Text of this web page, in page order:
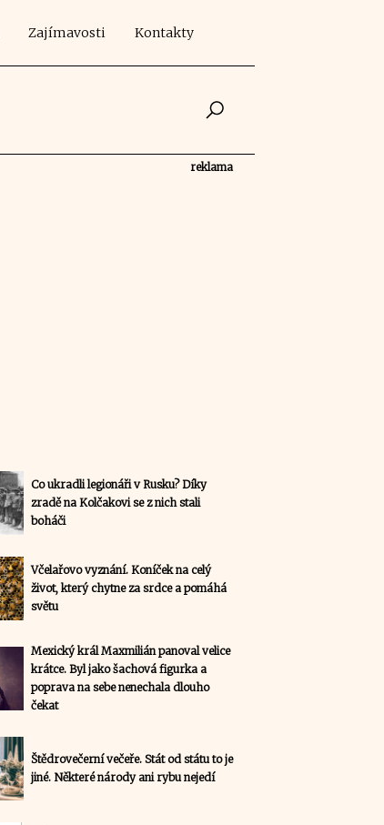
Zajímavosti Kontakty
reklama
Co ukradli legionáři v Rusku? Díky
zradě na Kolčakovi se z nich stali
boháči
Včelařovo vyznání. Koníček na celý
život, který chytne za srdce a pomáhá
světu
Mexický král Maxmilián panoval velice
krátce. Byl jako šachová figurka a
poprava na sebe nenechala dlouho
čekat
Štědrovečerní večeře. Stát od státu to je
jiné. Některé národy ani rybu nejedí